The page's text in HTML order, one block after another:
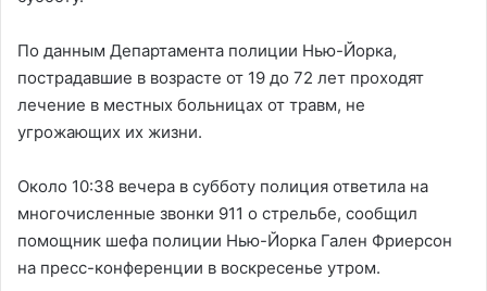
По данным Департамента полиции Нью-Йорка,
пострадавшие в возрасте от 19 до 72 лет проходят
лечение в местных больницах от травм, не
угрожающих их жизни.
Около 10:38 вечера в субботу полиция ответила на
многочисленные звонки 911 о стрельбе, сообщил
помощник шефа полиции Нью-Йорка Гален Фриерсон
на пресс-конференции в воскресенье утром.